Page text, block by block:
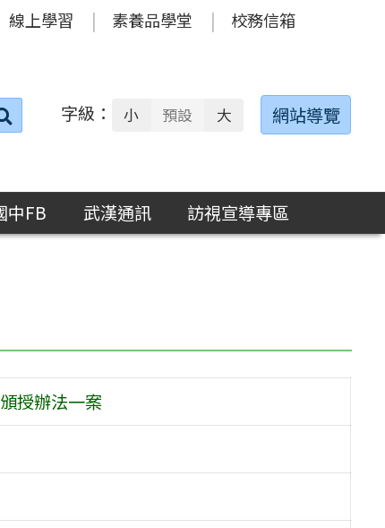
線上學習 素養品學堂 校務信箱
搜
字級： 小 預設 大 網站導覽
中FB 武漢通訊
訪視宣導專區
授辦法一案